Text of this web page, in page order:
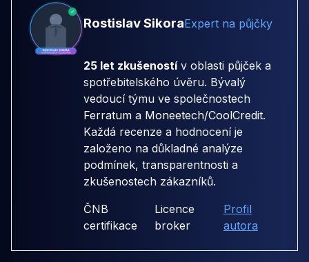
Rostislav SikoraExpert na půjčky
25 let zkušenostív oblasti půjček a
spotřebitelského úvěru. Bývalý
vedoucí týmu ve společnostech
Ferratum a Moneetech/CoolCredit.
Každá recenze a hodnocení je
založeno na důkladné analýze
podmínek, transparentnosti a
zkušenostech zákazníků.
ČNB
certifikace
Licence
broker
Profil
autora